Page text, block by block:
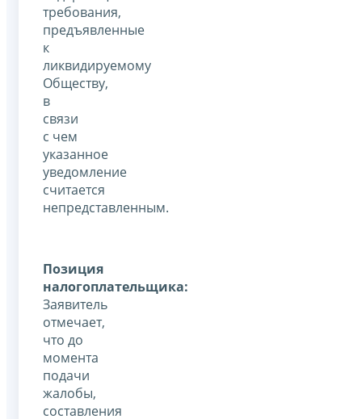
требования,
предъявленные
к
ликвидируемому
Обществу,
в
связи
с чем
указанное
уведомление
считается
непредставленным.
Позиция
налогоплательщика:
Заявитель
отмечает,
что до
момента
подачи
жалобы,
составления